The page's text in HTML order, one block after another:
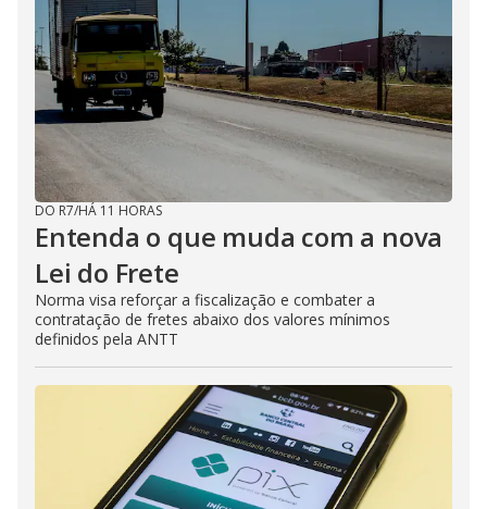
DO R7/HÁ 11 HORAS
Entenda o que muda com a nova
Lei do Frete
Norma visa reforçar a fiscalização e combater a
contratação de fretes abaixo dos valores mínimos
definidos pela ANTT